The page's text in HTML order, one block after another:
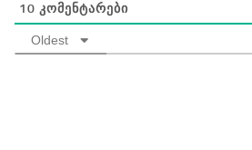
10 ᲙᲝᲛᲔᲜᲢᲐᲠᲔᲑᲘ
Oldest